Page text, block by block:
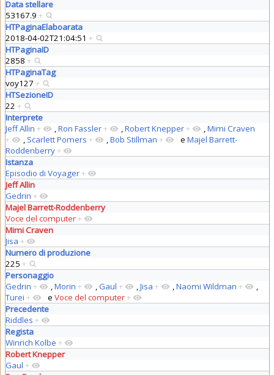
Data stellare
53167.9 +
HTPaginaElaboarata
2018-04-02T21:04:51 +
HTPaginaID
2858 +
HTPaginaTag
voy127 +
HTSezioneID
22 +
Interprete
Jeff Allin + ,Ron Fassler+ ,Robert Knepper+ ,Mimi Craven
+
, Scarlett Pomers + ,Bob Stillman + e Majel Barrett-
Roddenberry+
Istanza
Episodio di Voyager+
Jeff Allin
Gedrin +
Majel Barrett-Roddenberry
Voce del computer+
Mimi Craven
Jisa +
Numero di produzione
225 +
Personaggio
Gedrin + ,Morin + ,Gaul + ,Jisa + ,Naomi Wildman +
,
Turei + e Voce del computer+
Precedente
Riddles +
Regista
Winrich Kolbe +
Robert Knepper
Gaul +